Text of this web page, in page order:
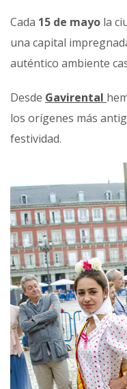
Cada 15 de mayo la
una capital
auténtico ambiente
Desde Gavirental
los orígenes más
festividad.